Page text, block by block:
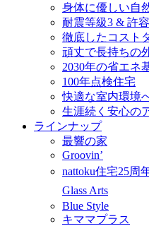
身体に優しい自
耐震等級3 & 許
徹底したコスト
頑丈で長持ちの
2030年の省エネ
100年点検住宅
快適な室内環境
生涯続く安心の
ラインナップ
最響の家
Groovin’
nattoku住宅25周
Glass Arts
Blue Style
キママプラス